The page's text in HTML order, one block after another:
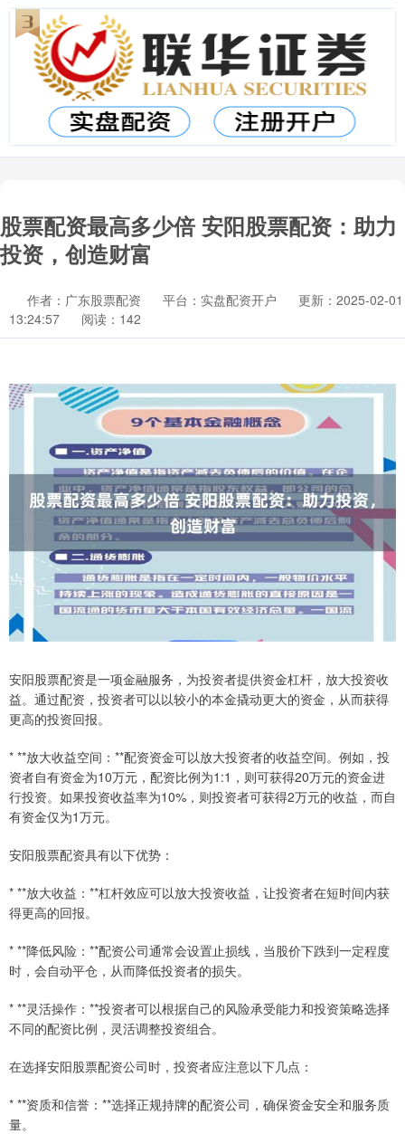
股票配资最高多少倍 安阳股票配资：助力
投资，创造财富
作者：广东股票配资 平台：实盘配资开户
更新：2025-02-01
13:24:57
阅读：142
安阳股票配资是一项金融服务，为投资者提供资金杠杆，放大投资收
益。通过配资，投资者可以以较小的本金撬动更大的资金，从而获得
更高的投资回报。
* **放大收益空间：**配资资金可以放大投资者的收益空间。例如，投
资者自有资金为10万元，配资比例为1:1，则可获得20万元的资金进
行投资。如果投资收益率为10%，则投资者可获得2万元的收益，而自
有资金仅为1万元。
安阳股票配资具有以下优势：
* **放大收益：**杠杆效应可以放大投资收益，让投资者在短时间内获
得更高的回报。
* **降低风险：**配资公司通常会设置止损线，当股价下跌到一定程度
时，会自动平仓，从而降低投资者的损失。
* **灵活操作：**投资者可以根据自己的风险承受能力和投资策略选择
不同的配资比例，灵活调整投资组合。
在选择安阳股票配资公司时，投资者应注意以下几点：
* **资质和信誉：**选择正规持牌的配资公司，确保资金安全和服务质
量。